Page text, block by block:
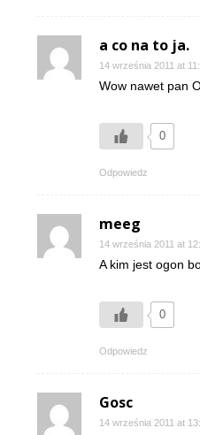
a co na to ja.
14 września 2011 at
Wow nawet pan
0
Odpowiedz
meeg
14 września 2011 at
A kim jest ogon
0
Odpowiedz
Gosc
14 września 2011 at